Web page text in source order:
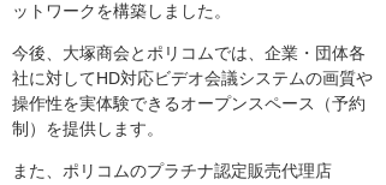
ットワークを構築しました。
今後、大塚商会とポリコムでは、企業・団体各
社に対してHD対応ビデオ会議システムの画質や
操作性を実体験できるオープンスペース（予約
制）を提供します。
また、ポリコムのプラチナ認定販売代理店